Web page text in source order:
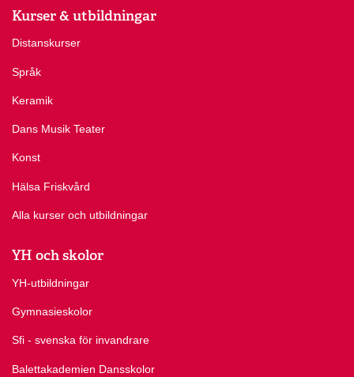
Kurser & utbildningar
Distanskurser
Språk
Keramik
Dans Musik Teater
Konst
Hälsa Friskvård
Alla kurser och utbildningar
YH och skolor
YH-utbildningar
Gymnasieskolor
Sfi - svenska för invandrare
Balettakademien Dansskolor